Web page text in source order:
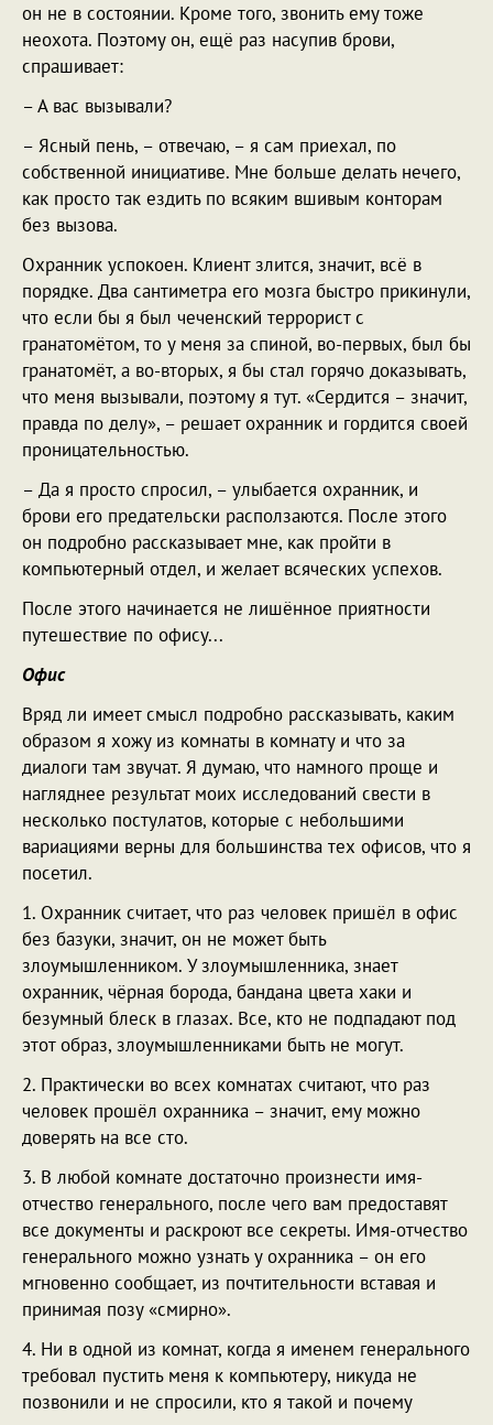
он не в состоянии. Кроме того, звонить ему тоже
неохота. Поэтому он, ещё раз насупив брови,
спрашивает:
– А вас вызывали?
– Ясный пень, – отвечаю, – я сам приехал, по
собственной инициативе. Мне больше делать нечего,
как просто так ездить по всяким вшивым конторам
без вызова.
Охранник успокоен. Клиент злится, значит, всё в
порядке. Два сантиметра его мозга быстро прикинули,
что если бы я был чеченский террорист с
гранатомётом, то у меня за спиной, во-первых, был бы
гранатомёт, а во-вторых, я бы стал горячо доказывать,
что меня вызывали, поэтому я тут. «Сердится – значит,
правда по делу», – решает охранник и гордится своей
проницательностью.
– Да я просто спросил, – улыбается охранник, и
брови его предательски расползаются. После этого
он подробно рассказывает мне, как пройти в
компьютерный отдел, и желает всяческих успехов.
После этого начинается не лишённое приятности
путешествие по офису...
Офис
Вряд ли имеет смысл подробно рассказывать, каким
образом я хожу из комнаты в комнату и что за
диалоги там звучат. Я думаю, что намного проще и
нагляднее результат моих исследований свести в
несколько постулатов, которые с небольшими
вариациями верны для большинства тех офисов, что я
посетил.
1. Охранник считает, что раз человек пришёл в офис
без базуки, значит, он не может быть
злоумышленником. У злоумышленника, знает
охранник, чёрная борода, бандана цвета хаки и
безумный блеск в глазах. Все, кто не подпадают под
этот образ, злоумышленниками быть не могут.
2. Практически во всех комнатах считают, что раз
человек прошёл охранника – значит, ему можно
доверять на все сто.
3. В любой комнате достаточно произнести имя-
отчество генерального, после чего вам предоставят
все документы и раскроют все секреты. Имя-отчество
генерального можно узнать у охранника – он его
мгновенно сообщает, из почтительности вставая и
принимая позу «смирно».
4. Ни в одной из комнат, когда я именем генерального
требовал пустить меня к компьютеру, никуда не
позвонили и не спросили, кто я такой и почему